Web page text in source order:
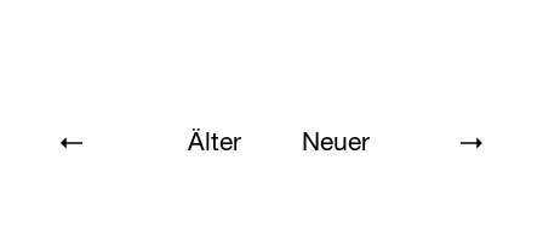
Älter Neuer